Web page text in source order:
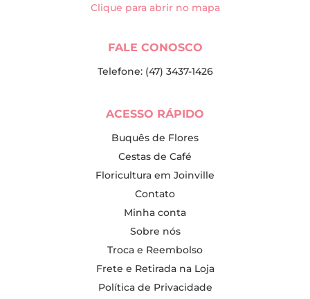
Clique para abrir no mapa
FALE CONOSCO
Telefone: (47) 3437-1426
ACESSO RÁPIDO
Buquês de Flores
Cestas de Café
Floricultura em Joinville
Contato
Minha conta
Sobre nós
Troca e Reembolso
Frete e Retirada na Loja
Política de Privacidade